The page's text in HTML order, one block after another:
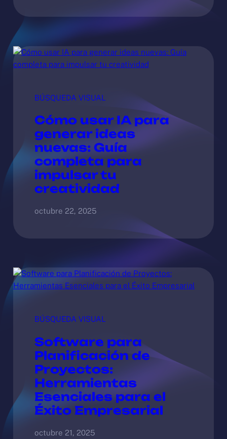
BÚSQUEDA VISUAL
Cómo usar IA para
generar ideas
nuevas: Guía
completa para
impulsar tu
creatividad
octubre 22, 2025
BÚSQUEDA VISUAL
Software para
Planificación de
Proyectos:
Herramientas
Esenciales para el
Éxito Empresarial
octubre 21, 2025